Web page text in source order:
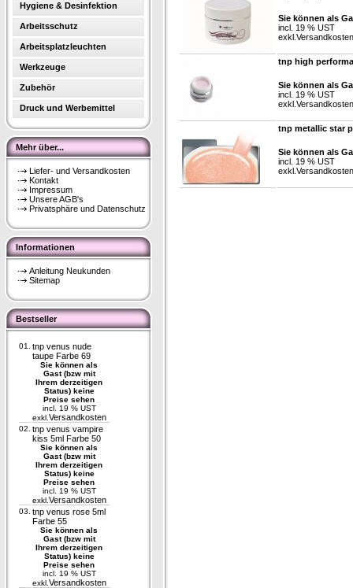
Hygiene & Desinfektion
Arbeitsschutz
Arbeitsplatzleuchten
Werkzeuge
Zubehör
Druck und Werbemittel
Mehr über...
Liefer- und Versandkosten
Kontakt
Impressum
Unsere AGB's
Privatsphäre und Datenschutz
Informationen
Anleitung Neukunden
Sitemap
Bestseller
01.
tnp venus nude
taupe Farbe 69
Sie können als
Gast (bzw mit
Ihrem derzeitigen
Status) keine
Preise sehen
incl. 19 % UST
exkl. Versandkosten
02. tnp venus vampire
kiss 5ml Farbe 50
Sie können als
Gast (bzw mit
Ihrem derzeitigen
Status) keine
Preise sehen
incl. 19 % UST
exkl. Versandkosten
03. tnp venus rose 5ml
Farbe 55
Sie können als
Gast (bzw mit
Ihrem derzeitigen
Status) keine
Preise sehen
incl. 19 % UST
exkl. Versandkosten
Sie können als
incl. 19 % UST
exkl. Versandkosten
tnp high
Sie können als
incl. 19 % UST
exkl. Versandkosten
tnp metallic star
Sie können als
incl. 19 % UST
exkl. Versandkosten